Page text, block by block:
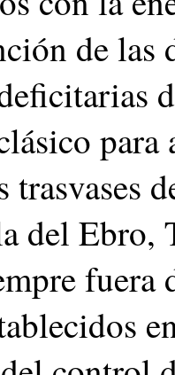
de las
para
del Ebro,
fuera